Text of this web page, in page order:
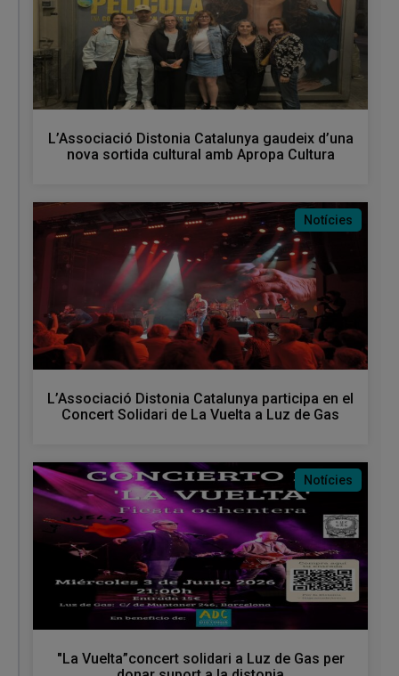
L’Associació Distonia Catalunya gaudeix d’una
nova sortida cultural amb Apropa Cultura
Notícies
L’Associació Distonia Catalunya participa en el
Concert Solidari de La Vuelta a Luz de Gas
Notícies
"La Vuelta”concert solidari a Luz de Gas per